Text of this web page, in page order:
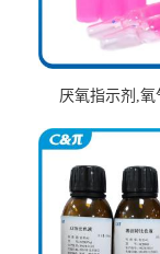
厌氧指示剂,氧